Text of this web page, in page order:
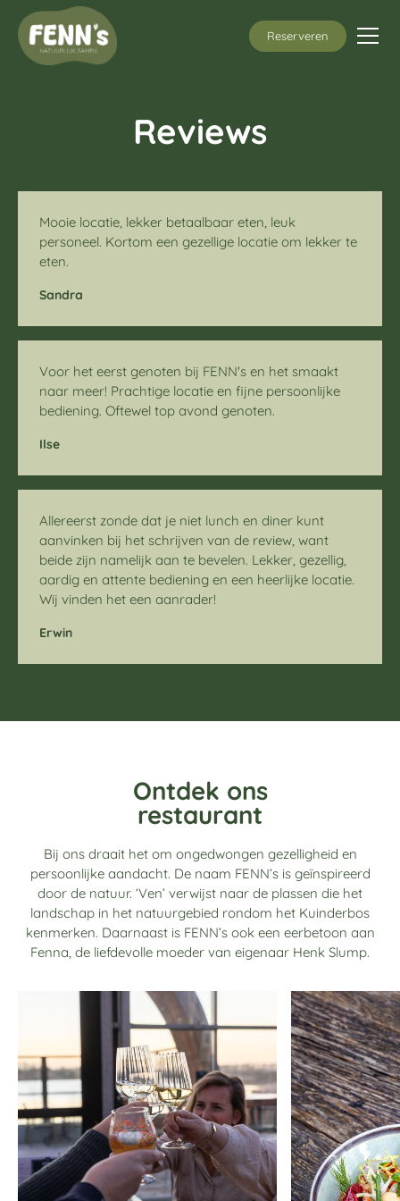
Reserveren
Reviews
Mooie locatie, lekker betaalbaar eten, leuk
personeel. Kortom een gezellige locatie om lekker te
eten.
Sandra
Voor het eerst genoten bij FENN's en het smaakt
naar meer! Prachtige locatie en fijne persoonlijke
bediening. Oftewel top avond genoten.
Ilse
Allereerst zonde dat je niet lunch en diner kunt
aanvinken bij het schrijven van de review, want
beide zijn namelijk aan te bevelen. Lekker, gezellig,
aardig en attente bediening en een heerlijke locatie.
Wij vinden het een aanrader!
Erwin
Ontdek ons
restaurant
Bij ons draait het om ongedwongen gezelligheid en
persoonlijke aandacht. De naam FENN’s is geïnspireerd
door de natuur. ‘Ven’ verwijst naar de plassen die het
landschap in het natuurgebied rondom het Kuinderbos
kenmerken. Daarnaast is FENN’s ook een eerbetoon aan
Fenna, de liefdevolle moeder van eigenaar Henk Slump.